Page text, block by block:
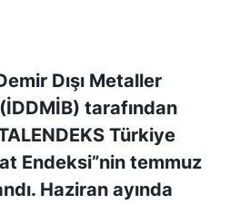
Dışı Metaller
tarafından
Türkiye
Endeksi”nin temmuz
Haziran ayında